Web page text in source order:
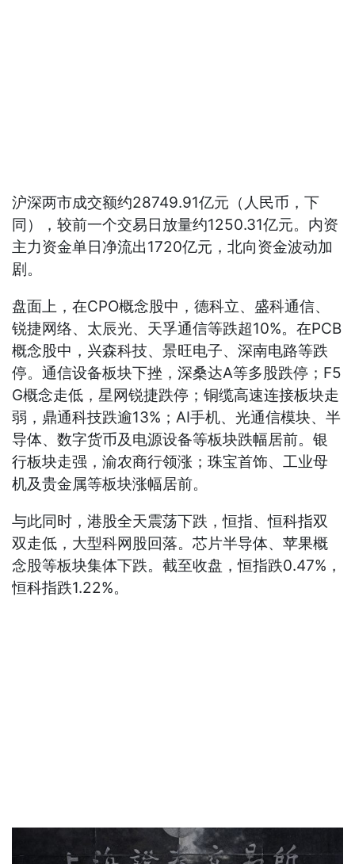
沪深两市成交额约28749.91亿元（人民币，下
同），较前一个交易日放量约1250.31亿元。内资
主力资金单日净流出1720亿元，北向资金波动加
剧。
盘面上，在CPO概念股中，德科立、盛科通信、
锐捷网络、太辰光、天孚通信等跌超10%。在PCB
概念股中，兴森科技、景旺电子、深南电路等跌
停。通信设备板块下挫，深桑达A等多股跌停；F5
G概念走低，星网锐捷跌停；铜缆高速连接板块走
弱，鼎通科技跌逾13%；AI手机、光通信模块、半
导体、数字货币及电源设备等板块跌幅居前。银
行板块走强，渝农商行领涨；珠宝首饰、工业母
机及贵金属等板块涨幅居前。
与此同时，港股全天震荡下跌，恒指、恒科指双
双走低，大型科网股回落。芯片半导体、苹果概
念股等板块集体下跌。截至收盘，恒指跌0.47%，
恒科指跌1.22%。